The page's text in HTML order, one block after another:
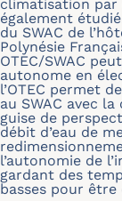
climatisation par
également
du SWAC de
Polynésie
OTEC/SWAC
autonome en
l’OTEC permet
au SWAC avec
guise de
débit d’eau de
l’autonomie de
gardant des
basses pour être